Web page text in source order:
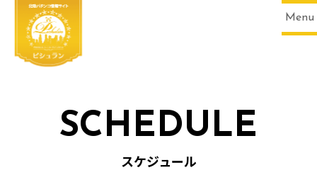
Menu
SCHEDULE
スケジュール